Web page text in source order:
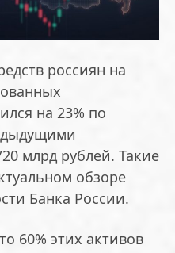
россиян на
на 23% по
млрд рублей. Такие
обзоре
Банка России.
60% этих активов